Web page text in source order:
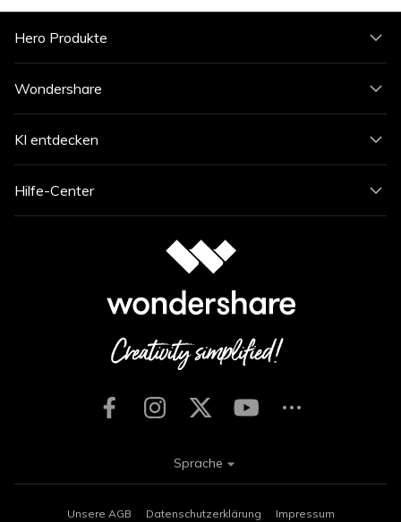
Hero Produkte
Wondershare
KI entdecken
Hilfe-Center
Unsere AGB Datenschutzerklärung Impressum
Sprache